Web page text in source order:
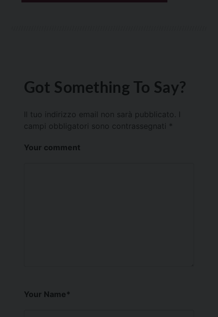
Got Something To Say?
Il tuo indirizzo email non sarà pubblicato.
campi obbligatori sono contrassegnati *
Your comment
Your Name*